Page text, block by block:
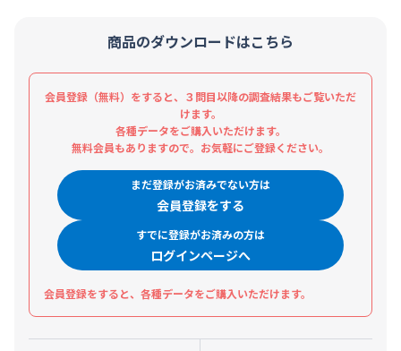
商品のダウンロードはこちら
会員登録（無料）をすると、３問目以降の調査結果もご覧いただ
けます。
各種データをご購入いただけます。
無料会員もありますので。お気軽にご登録ください。
まだ登録がお済みでない方は
会員登録をする
すでに登録がお済みの方は
ログインページへ
会員登録をすると、各種データをご購入いただけます。